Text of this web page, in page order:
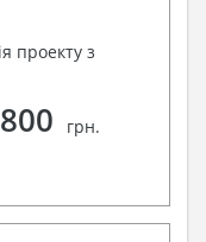
проекту з
грн.